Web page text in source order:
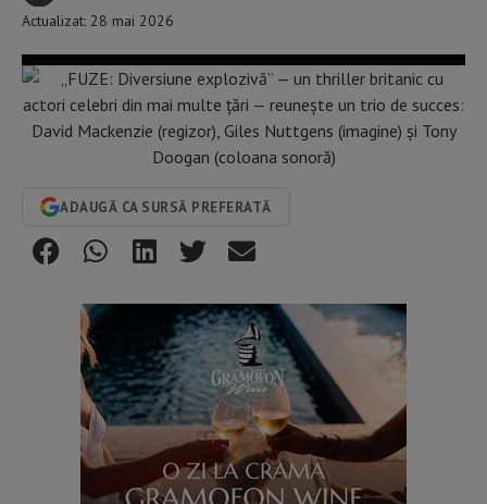
Actualizat: 28 mai 2026
ADAUGĂ CA SURSĂ PREFERATĂ